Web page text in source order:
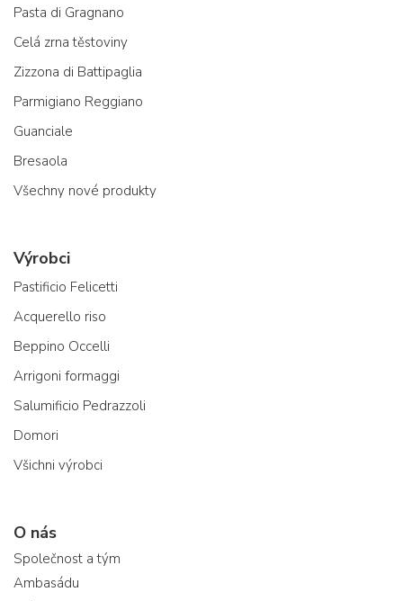
Pasta di Gragnano
Celá zrna těstoviny
Zizzona di Battipaglia
Parmigiano Reggiano
Guanciale
Bresaola
Všechny nové produkty
Výrobci
Pastificio Felicetti
Acquerello riso
Beppino Occelli
Arrigoni formaggi
Salumificio Pedrazzoli
Domori
Všichni výrobci
O nás
Společnost a tým
Ambasádu